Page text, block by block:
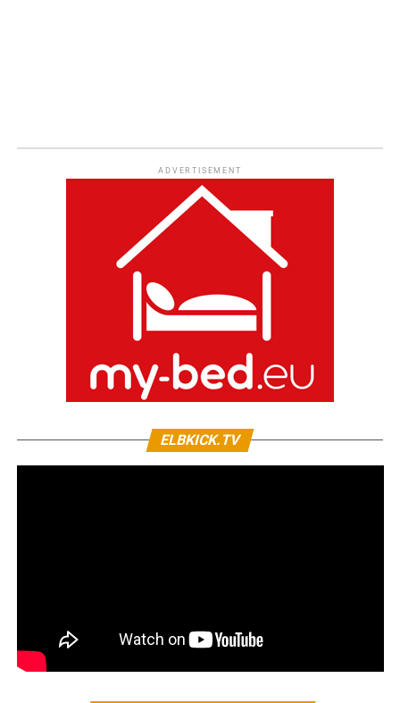
ADVERTISEMENT
ELBKICK.TV